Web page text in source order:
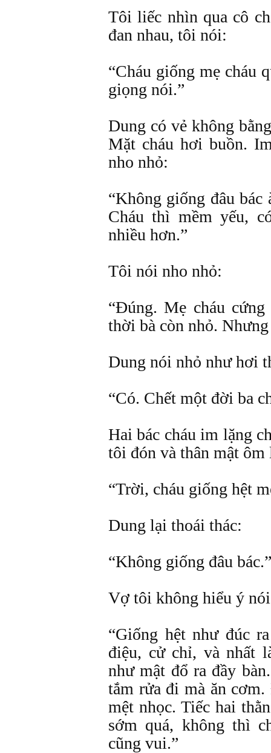
Tôi liếc nhìn qua cô
đan nhau, tôi nói:
“Cháu giống mẹ cháu
giọng nói.”
Dung có vẻ không
Mặt cháu hơi buồn.
nho nhỏ:
“Không giống đâu bác
Cháu thì mềm yếu,
nhiều hơn.”
Tôi nói nho nhỏ:
“Ðúng. Mẹ cháu
thời bà còn nhỏ. Nhưng
Dung nói nhỏ như hơi
“Có. Chết một đời ba
Hai bác cháu im lặng
tôi đón và thân mật
“Trời, cháu giống hệt
Dung lại thoái thác:
“Không giống đâu bác.”
Vợ tôi không hiểu ý
“Giống hệt như đúc
điệu, cử chỉ, và nhất
như mật đổ ra đầy
tắm rửa đi mà ăn
mệt nhọc. Tiếc hai
sớm quá, không thì
cũng vui.”